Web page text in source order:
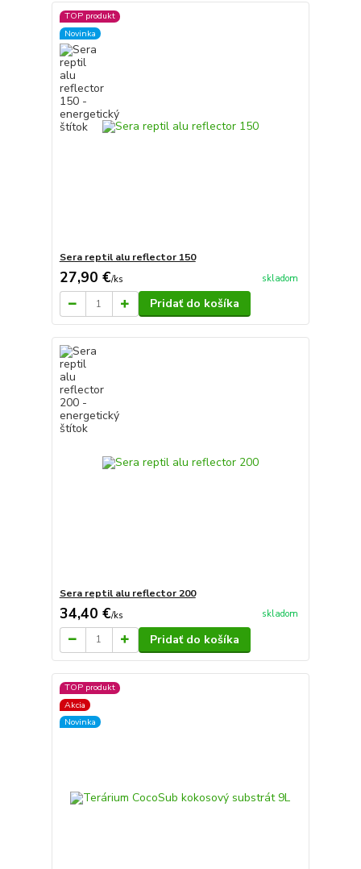
TOP produkt
Novinka
Sera reptil alu reflector 150
27,90 €/ks skladom
Pridať do košíka
Sera reptil alu reflector 200
34,40 €/ks skladom
Pridať do košíka
TOP produkt
Akcia
Novinka